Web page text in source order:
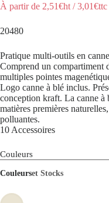
À partir de 2,51€ht/3,01€ttc
20480
Pratique multi-outils en
Comprend un compartiment
multiples pointes
Logo canne à blé inclus.
conception kraft. La canne à
matières premières
polluantes.
10 Accessoires
Couleurs
Couleurset Stocks